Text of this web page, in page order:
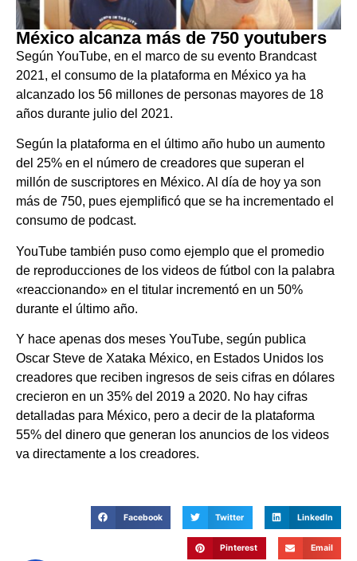
México alcanza más de 750 youtubers
Según YouTube, en el marco de su evento Brandcast
2021, el consumo de la plataforma en México ya ha
alcanzado los 56 millones de personas mayores de 18
años durante julio del 2021.
Según la plataforma en el último año hubo un aumento
del 25% en el número de creadores que superan el
millón de suscriptores en México. Al día de hoy ya son
más de 750, pues ejemplificó que se ha incrementado el
consumo de podcast.
YouTube también puso como ejemplo que el promedio
de reproducciones de los videos de fútbol con la palabra
«reaccionando» en el titular incrementó en un 50%
durante el último año.
Y hace apenas dos meses YouTube, según publica
Oscar Steve de Xataka México, en Estados Unidos los
creadores que reciben ingresos de seis cifras en dólares
crecieron en un 35% del 2019 a 2020. No hay cifras
detalladas para México, pero a decir de la plataforma
55% del dinero que generan los anuncios de los videos
va directamente a los creadores.
Facebook Twitter LinkedIn
Pinterest Email